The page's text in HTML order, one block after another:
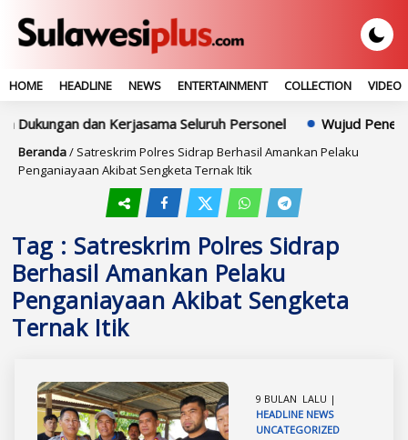
HOME HEADLINE NEWS ENTERTAINMENT COLLECTION VIDEO
dan Kerjasama Seluruh Personel Wujud
Beranda/ Satreskrim Polres Sidrap Berhasil Amankan Pelaku
Penganiayaan Akibat Sengketa Ternak Itik
Tag : Satreskrim Polres Sidrap
Berhasil Amankan Pelaku
Penganiayaan Akibat Sengketa
Ternak Itik
9 BULAN LALU |
HEADLINE NEWS
UNCATEGORIZED